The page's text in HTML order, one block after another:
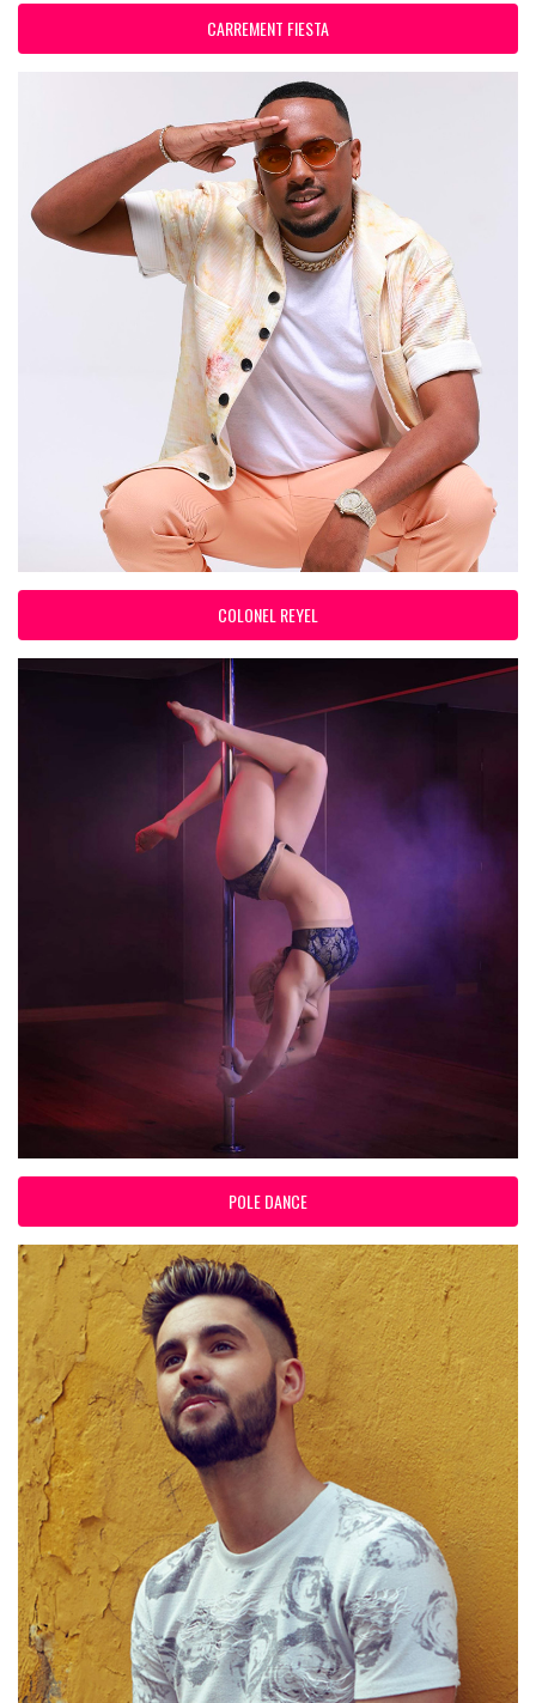
CARREMENT FIESTA
COLONEL REYEL
POLE DANCE